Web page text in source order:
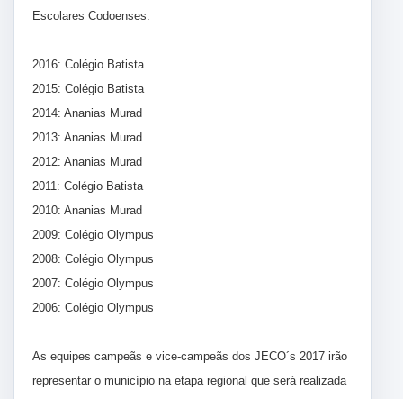
Escolares Codoenses.
2016: Colégio Batista
2015: Colégio Batista
2014: Ananias Murad
2013: Ananias Murad
2012: Ananias Murad
2011: Colégio Batista
2010: Ananias Murad
2009: Colégio Olympus
2008: Colégio Olympus
2007: Colégio Olympus
2006: Colégio Olympus
As equipes campeãs e vice-campeãs dos JECO´s 2017 irão
representar o município na etapa regional que será realizada